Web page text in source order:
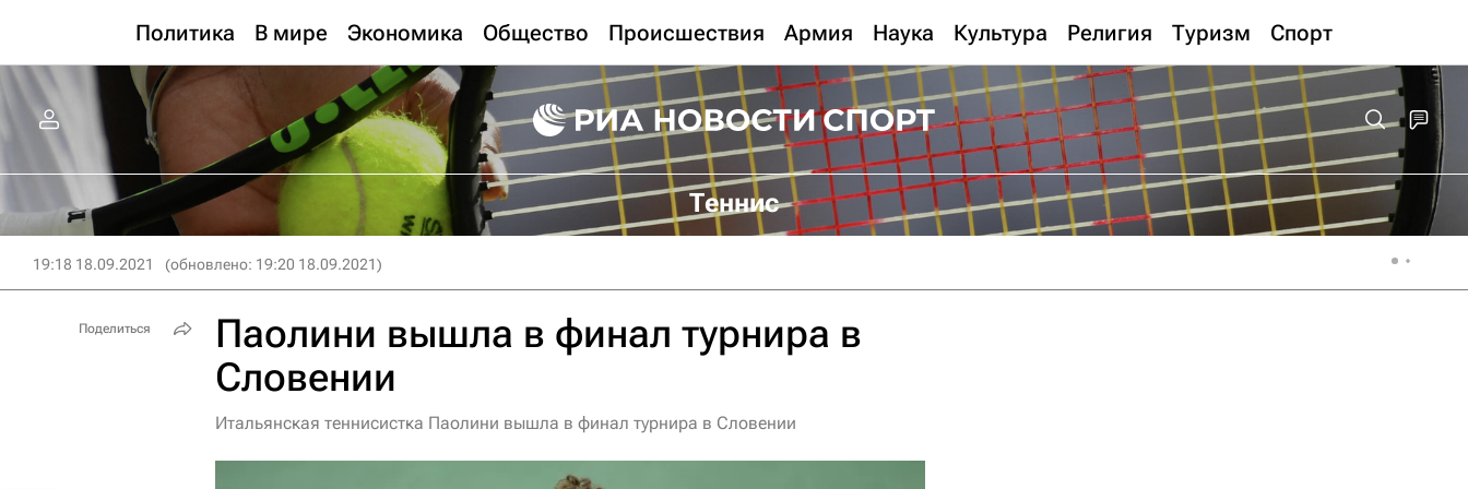
Политика В мире Экономика Общество Происшествия Армия Наука Культура Религия Туризм Спорт
Теннис
19:18 18.09.2021 (обновлено: 19:20 18.09.2021)
Паолини вышла в финал турнира в
Словении
Итальянская теннисистка Паолини вышла в финал турнира в Словении
Поделиться